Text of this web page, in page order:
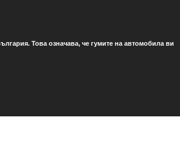
Това означава, че гумите на автомобила ви